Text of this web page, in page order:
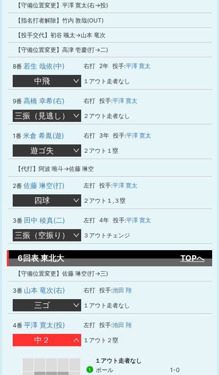
【守備位置変更】平澤 寛太(右→投)
【指名打者解除】竹内 敦哉(OUT)
【投手交代】初谷 颯太→山本 竜次
【守備位置変更】高津 壱慶(打→二)
8番 若生 哉依(中) 右打 2年 投手:平澤 寛太
中飛 １アウト走者なし
9番 高橋 幸希(右) 右打 投手:平澤 寛太
三振（見逃し） ２アウト走者なし
1番 米倉 希胤(遊) 右打 3年 投手:平澤 寛太
遊ゴ失 ２アウト１塁
【代打】阿波 唯斗→佐藤 琳空
2番 佐藤 琳空(打) 左打 投手:平澤 寛太
四球 ２アウト１,３塁
3番 田中 稜真(二) 左打 4年 投手:平澤 寛太
三振（空振り） ３アウトチェンジ
6回表 東北大 TOPへ
【守備位置変更】佐藤 琳空(打→三)
3番 山本 竜次(右) 右打 投手:池田 翔
三ゴ １アウト走者なし
4番 平澤 寛太(投) 左打 投手:池田 翔
中２ １アウト２塁
１アウト走者なし
1 ボール 1-0